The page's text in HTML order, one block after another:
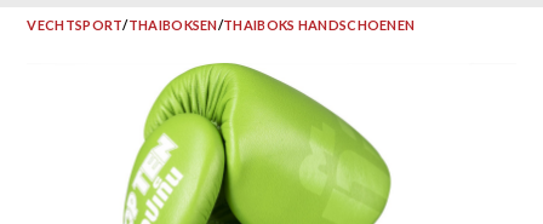
VECHTSPORT/THAIBOKSEN/THAIBOKS HANDSCHOENEN